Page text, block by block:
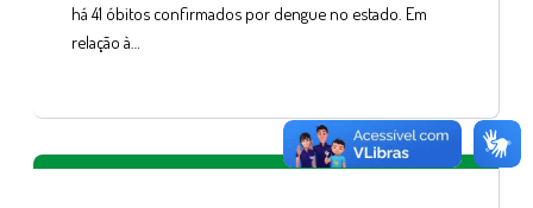
há 41 óbitos confirmados por dengue no estado. Em
relação à…